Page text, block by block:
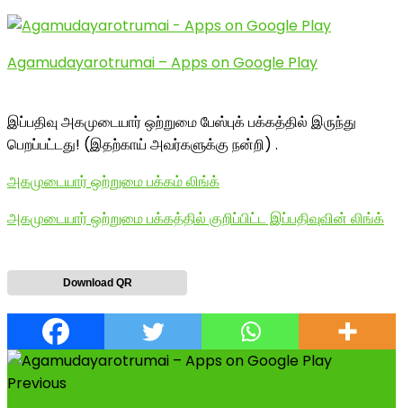
Agamudayarotrumai – Apps on Google Play
இப்பதிவு அகமுடையார் ஒற்றுமை பேஸ்புக் பக்கத்தில் இருந்து
பெறப்பட்டது! (இதற்காய் அவர்களுக்கு நன்றி) .
அகமுடையார் ஒற்றுமை பக்கம் லிங்க்
அகமுடையார் ஒற்றுமை பக்கத்தில் குறிப்பிட்ட இப்பதிவுவின் லிங்க்
Download QR
Previous